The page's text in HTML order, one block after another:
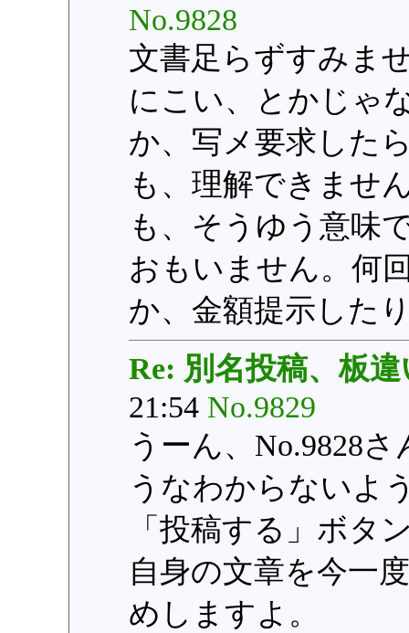
No.9828
文書足らずすみま
にこい、とかじゃ
か、写メ要求した
も、理解できませ
も、そうゆう意味
おもいません。何
か、金額提示した
Re: 別名投稿、板違
21:54 No.9829
うーん、No.9828
うなわからない
「投稿する」ボタ
自身の文章を今一
めしますよ。